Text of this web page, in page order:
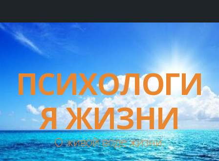
ПСИХОЛОГИ
Я ЖИЗНИ
О живой воде жизни.